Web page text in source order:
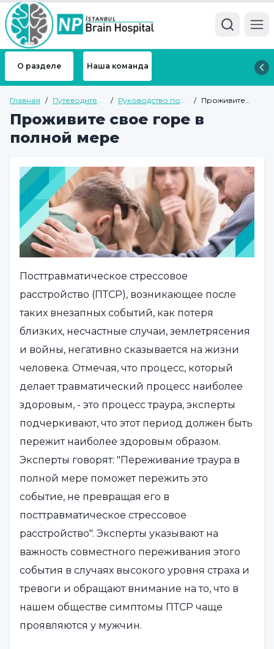
О разделе Наша команда
Главная / Путеводитель
/ Руководство по
взрослых
/
Проживите
полной мере
Проживите свое горе в
полной мере
Посттравматическое стрессовое
расстройство (ПТСР), возникающее после
таких внезапных событий, как потеря
близких, несчастные случаи, землетрясения
и войны, негативно сказывается на жизни
человека. Отмечая, что процесс, который
делает травматический процесс наиболее
здоровым, - это процесс траура, эксперты
подчеркивают, что этот период должен быть
пережит наиболее здоровым образом.
Эксперты говорят: "Переживание траура в
полной мере поможет пережить это
событие, не превращая его в
посттравматическое стрессовое
расстройство". Эксперты указывают на
важность совместного переживания этого
события в случаях высокого уровня страха и
тревоги и обращают внимание на то, что в
нашем обществе симптомы ПТСР чаще
проявляются у мужчин.